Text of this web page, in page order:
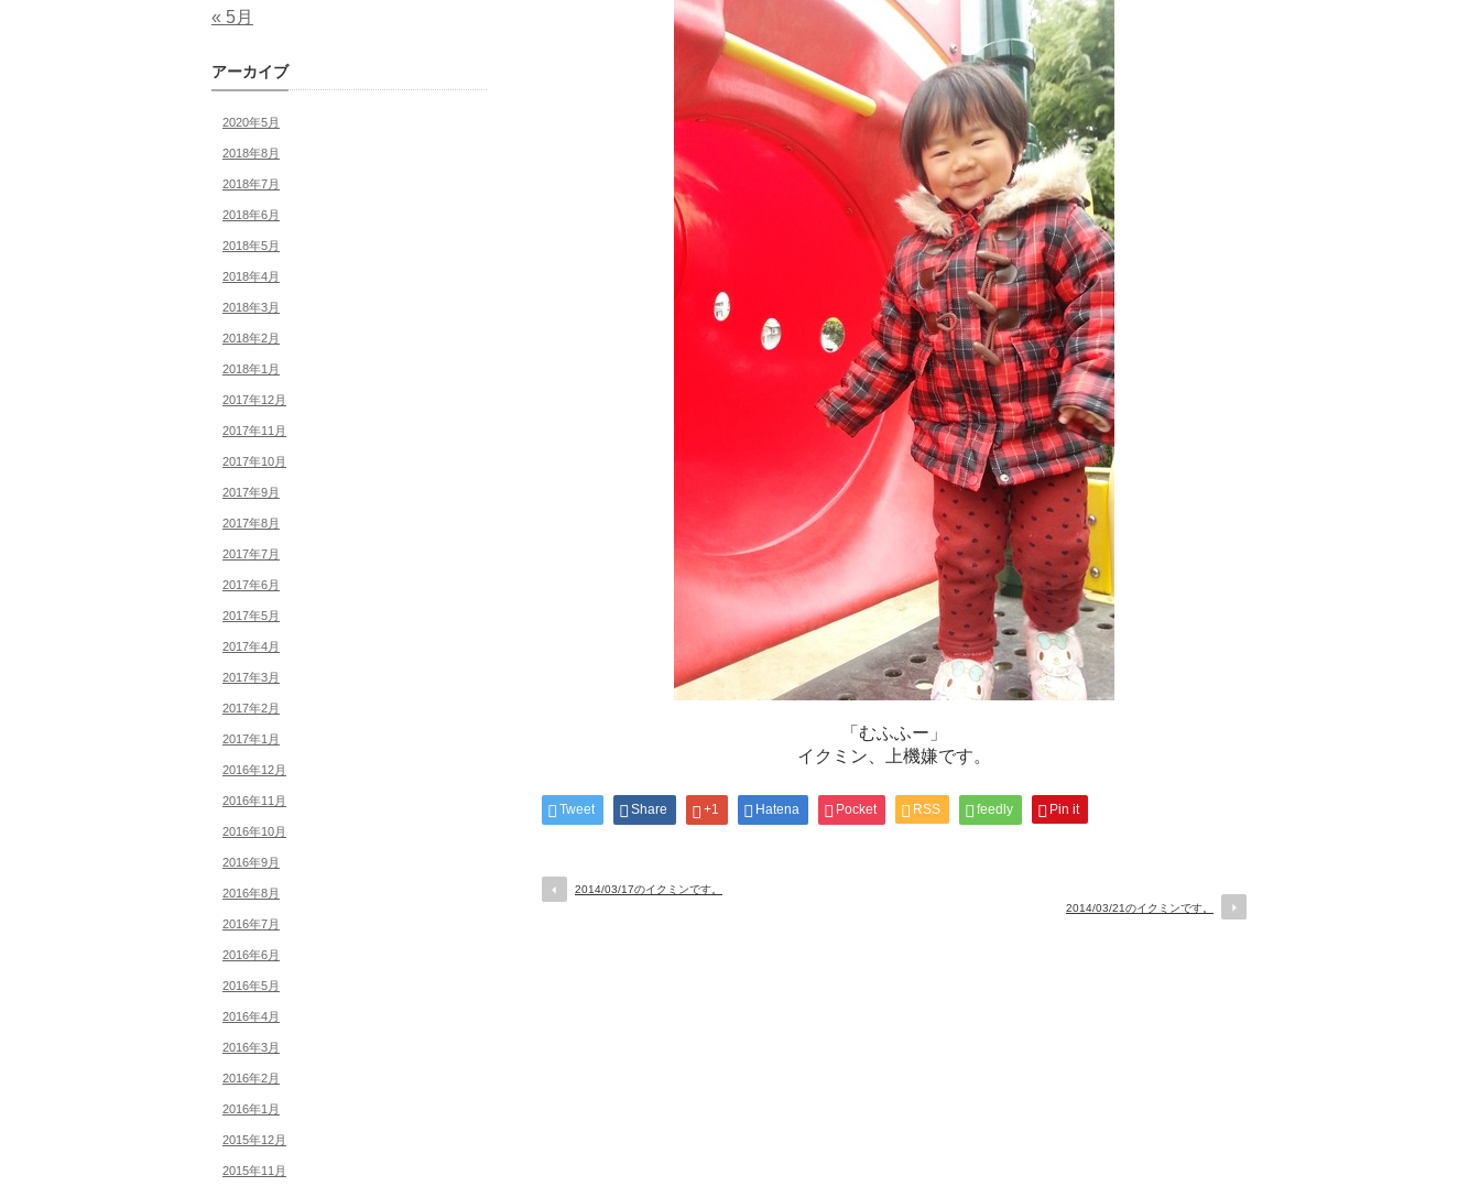
「むふふー」
イクミン、上機嫌です。
Tweet Share +1 Hatena Pocket RSS feedly Pin it
2014/03/17のイクミンです。
2014/03/21のイクミンです。
« 5月
アーカイブ
2020年5月
2018年8月
2018年7月
2018年6月
2018年5月
2018年4月
2018年3月
2018年2月
2018年1月
2017年12月
2017年11月
2017年10月
2017年9月
2017年8月
2017年7月
2017年6月
2017年5月
2017年4月
2017年3月
2017年2月
2017年1月
2016年12月
2016年11月
2016年10月
2016年9月
2016年8月
2016年7月
2016年6月
2016年5月
2016年4月
2016年3月
2016年2月
2016年1月
2015年12月
2015年11月